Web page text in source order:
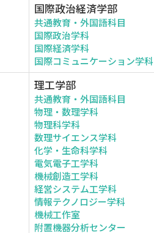
国際政治経済学部
共通教育・外国語科目
国際政治学科
国際経済学科
国際コミュニケーション学科
理工学部
共通教育・外国語科目
物理・数理学科
物理科学科
数理サイエンス学科
化学・生命科学科
電気電子工学科
機械創造工学科
経営システム工学科
情報テクノロジー学科
機械工作室
附置機器分析センター